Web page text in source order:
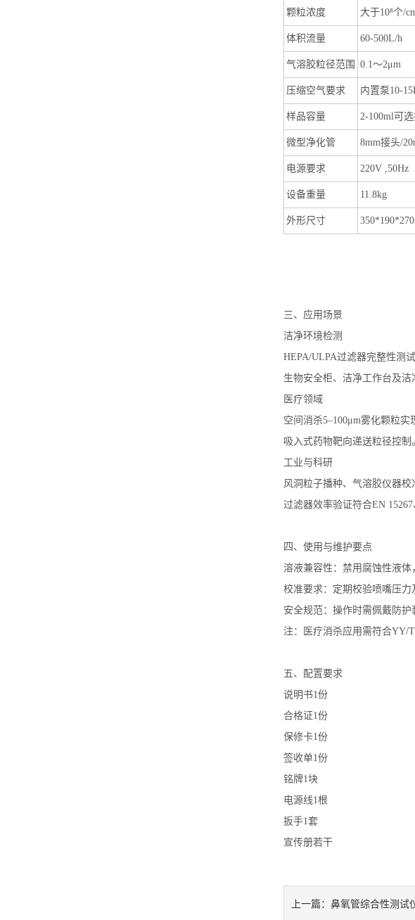
颗粒浓度 大于10⁸个/
体积流量 60-500L/h
气溶胶粒径范围 0.1～2μm
压缩空气要求 内置泵 10-
样品容量 2-100ml可
微型净化管 8mm接头/
电源要求 220V ,50Hz
设备重量 11.8kg
外形尺寸 350*190*270
三、应用场景
洁净环境检测
HEPA/ULPA过滤器完整性测试
生物安全柜、洁净工作台及洁
医疗领域
空间消杀5–100μm雾化颗粒实
吸入式药物靶向递送粒径控制
工业与科研
风洞粒子播种、气溶胶仪器
过滤器效率验证符合EN 15267
四 、使用与维护要点
溶液兼容性 ：禁用腐蚀性液体
校准要求：定期校验喷嘴压力
安全规范：操作时需佩戴防护
注 ：医疗消杀应用需符合YY/T
五、 配置要求
说明书1份
合格证1份
保修卡1份
签收单1份
铭牌1块
电源线1根
扳手1套
宣传册若干
上一篇： 鼻氧管综合性测试